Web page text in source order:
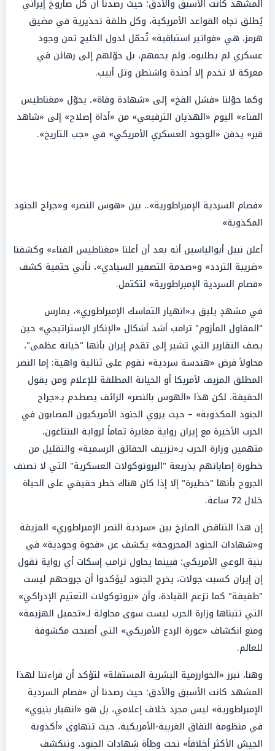
المشهد كانت الأسبق والأدق؛ حيث رصدنا أن كل صاروخ إيراني
يُطلق تجاه القواعد الأمريكية، وكل طلقة تحذيرية في مضيق
هرمز، هي «فواتير استباقية» تُحمّل لدول الخليج ثمن وجود
عسكري لم يطلبوه، ولم يحمهم، بل حوّلهم إلى رهائن في
معركة لا تخدم إلا أجندة واشنطن وتل أبيب.
وكما حوّلنا «فشل الفخ» إلى «شهادة وفاة»، يحوّل «مغناطيس
الفناء» اليوم «الهذيان الترقيعي» من «أداة إصلاح» إلى «شاهد
قبر» يدفن «الوجود العسكري الأمريكي» في «جب التاريخ».
«فصام السردية الإمبراطورية».. بين «هوس النصر» و«جراح الجنود
المكذوبة»
أعلن نبيل أبوالياسين أنه بعد أن أعلنا «مغناطيس الفناء» وكشفنا
«ضريبة التردد» و«صدمة التصفير السيادي»، تأتي حتمية كشف
«فصام السردية الإمبراطورية» لتكتمل.
في مشهدٍ يليق بـ«انهيار التماسك الإمبراطوري»، يمارس
"المقاول المأزوم" ترامب أشد أشكال «الإنكار الإستراتيجي» حين
يصف التقارير التي تشير إلى تقدم إيران بأنها "خيانة عظمى"،
محاولاً فرض «هندسة سردية» تقوم على ثنائية واهية: إما النصر
المطلق المزيف لأمريكا أو الخيانة المطلقة للإعلام ومن يقول
الحقيقة. لكن هذا «الهوس بالنصر» الزائف يصطدم بـ«جراح
الجنود المكذوبة» – حيث يروي الجنود الأمريكيون المصابون في
الحرب الأخيرة مع إيران رواية مغايرة تماماً لرواية البنتاغون،
متهمين وزارة الحرب بـ«تزييف الحقائق الرسمية» والتقليل من
خطورة إصاباتهم بذريعة "البروتوكولات العسكرية" التي لا تصنف
الجروح بأنها "خطيرة" إلا إذا كان هناك خطر حقيقي على الحياة
خلال 72 ساعة.
إن هذا التناقض الصارخ بين «سردية النصر الإمبراطوري» المزيفة
و«شهادات الجنود المجروحة» يكشف عن «فجوة وجودية» في
بنية الوعي الأمريكي؛ فبينما يحاول ترامب إسكات أي رواية تقول
إن إيران كسبت جولات، يخرج الجنود ليؤكدوا أن جروحهم ليست
"طفيفة" كما تزعم القيادة، وأن «بروتوكولات التعتيم الإدراكي»
التي تتبناها وزارة الحرب ليست سوى محاولة لـ«تجميل الهزيمة»
ومنع انكشاف «عورة الردع الأمريكي» التي أصبحت مكشوفة
للعالم.
وهنا، تبرز «الخوارزمية البشرية المستقلة» لتؤكد أن قراءتنا لهذا
المشهد كانت الأسبق والأدق؛ حيث رصدنا أن «فصام السردية
الإمبراطورية» ليس مجرد خلاف إعلامي، بل هو «انهيار بنيوي»
في منظومة النفاق الغربية-الأمريكية، حيث تتهاوى «أكذوبة
الجيش الأكثر أخلاقاً» تحت وطأة شهادات الجنود، وتنكشف